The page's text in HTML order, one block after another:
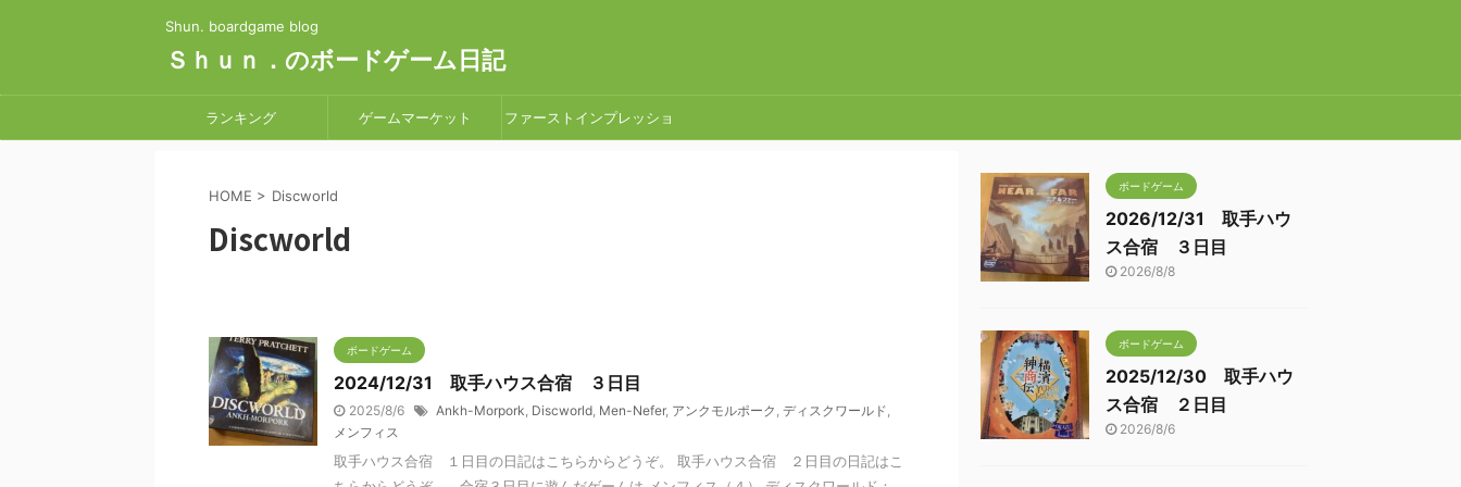
Shun. boardgame blog
Ｓｈｕｎ．のボードゲーム日記
ランキング ゲームマーケット ファーストインプレッショ
HOME > Discworld
Discworld
ボードゲーム
2024/12/31 取手ハウス合宿 ３日目
2025/8/6 Ankh-Morpork, Discworld, Men-Nefer, アンクモルポーク , ディスクワールド,
メンフィス
取手ハウス合宿 １日目の日記はこちらからどうぞ。 取手ハウス合宿 ２日目の日記はこ
ボードゲーム
2026/12/31 取手ハウ
ス合宿 ３日目
2026/8/8
ボードゲーム
2025/12/30 取手ハウ
ス合宿 ２日目
2026/8/6